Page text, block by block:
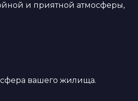
и приятной атмосферы,
вашего жилища.